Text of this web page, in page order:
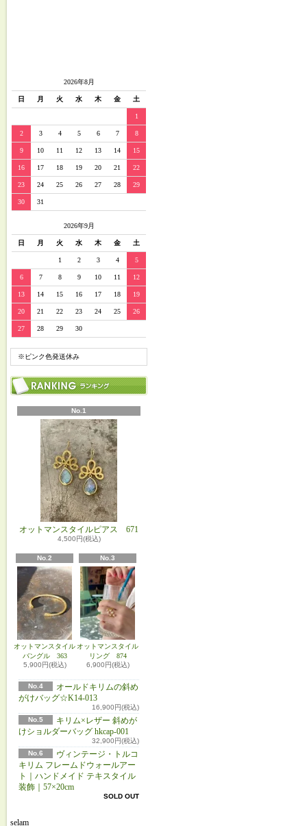
2026年8月
日 月 火 水 木 金 土
1
2 3 4 5 6 7 8
9 10 11 12 13 14 15
16 17 18 19 20 21 22
23 24 25 26 27 28 29
30 31
2026年9月
日 月 火 水 木 金 土
1 2 3 4 5
6 7 8 9 10 11 12
13 14 15 16 17 18 19
20 21 22 23 24 25 26
27 28 29 30
※ピンク色発送休み
No.1
オットマンスタイルピアス 671
4,500円(税込)
No.2
オットマンスタイル
バングル 363
5,900円(税込)
No.3
オットマンスタイル
リング 874
6,900円(税込)
No.4
オールドキリムの斜め
がけバッグ☆K14-013
16,900円(税込)
No.5
キリム×レザー 斜めが
けショルダーバッグ hkcap-001
32,900円(税込)
No.6
ヴィンテージ・トルコ
キリム フレームドウォールアー
ト｜ハンドメイド テキスタイル
装飾｜57×20cm
SOLD OUT
selam